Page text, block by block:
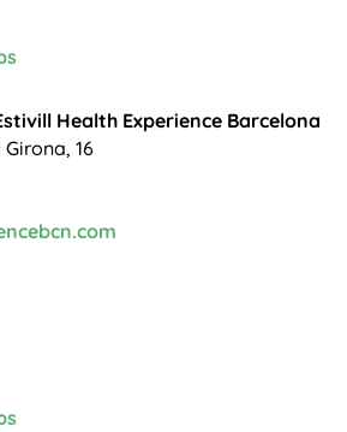
Health Experience Barcelona
16